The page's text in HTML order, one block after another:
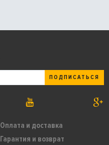
Оплата и доставка
Гарантия и возврат
ПОДПИСАТЬСЯ